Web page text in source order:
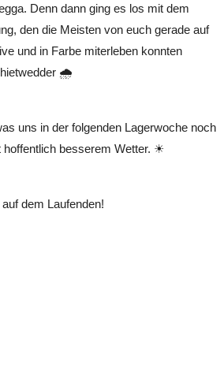
Denn dann ging es los mit dem
den die Meisten von euch gerade auf
und in Farbe miterleben konnten
🌧
uns in der folgenden Lagerwoche noch
besserem Wetter. ☀
dem Laufenden!